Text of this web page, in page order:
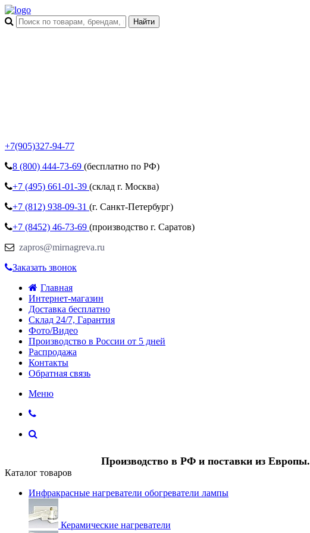
+7(905)327-94-77
8 (800) 444-73-69 (бесплатно по РФ)
+7 (495) 661-01-39 (склад г. Москва)
+7 (812) 938-09-31 (г. Санкт-Петербург)
+7 (8452) 46-73-69 (производство г. Саратов)
zapros@mirnagreva.ru
Заказать звонок
Главная
Интернет-магазин
Доставка бесплатно
Склад 24/7, Гарантия
Фото/Видео
Производство в России от 5 дней
Распродажа
Контакты
Обратная связь
Меню
Производство в РФ и поставки из Европы.
Каталог товаров
Инфракрасные нагреватели обогреватели лампы
Керамические нагреватели